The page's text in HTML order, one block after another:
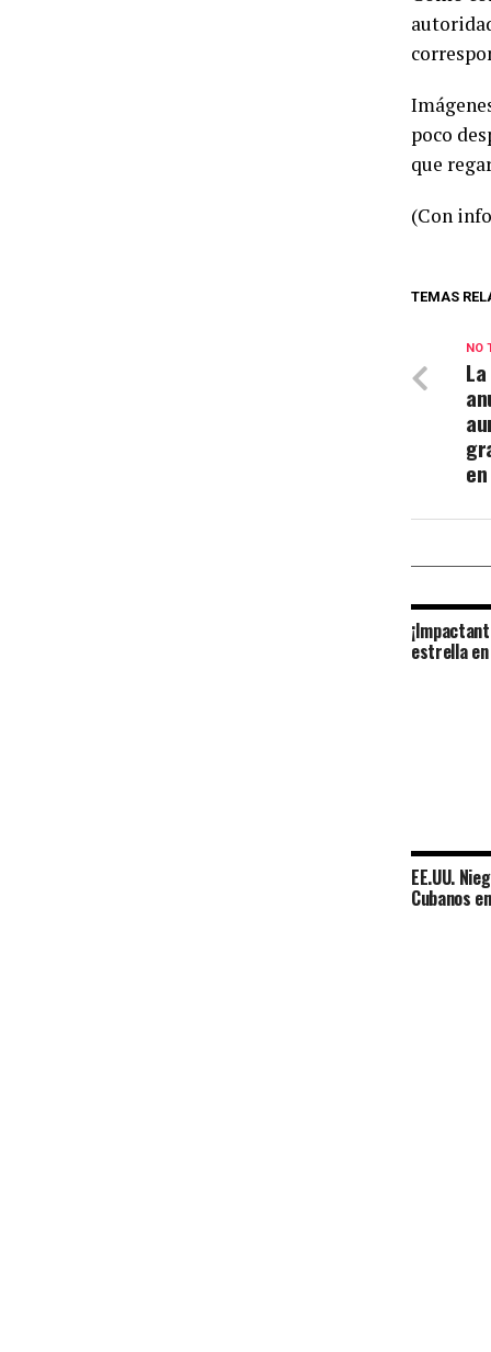
poco
que
(Con
TEMAS
NO
estrella
EE.UU.
Cubanos